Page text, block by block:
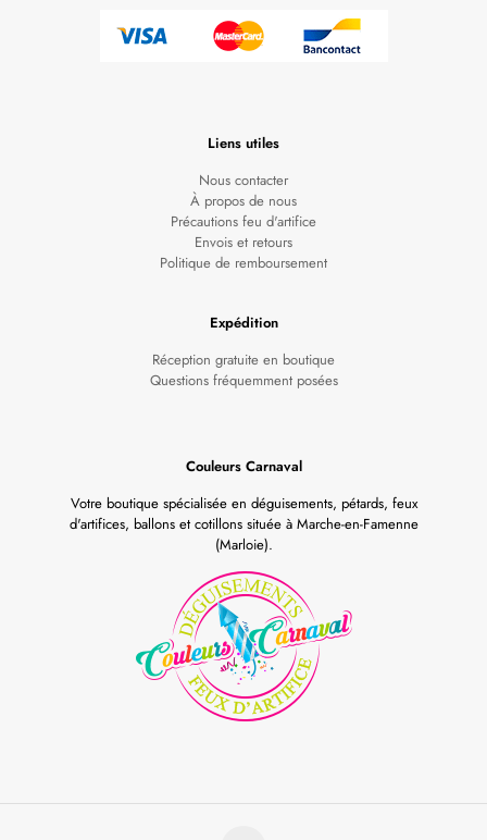
Liens utiles
Nous contacter
À propos de nous
Précautions feu d'artifice
Envois et retours
Politique de remboursement
Expédition
Réception gratuite en boutique
Questions fréquemment posées
Couleurs Carnaval
Votre boutique spécialisée en déguisements, pétards, feux
d'artifices, ballons et cotillons située à Marche-en-Famenne
(Marloie).